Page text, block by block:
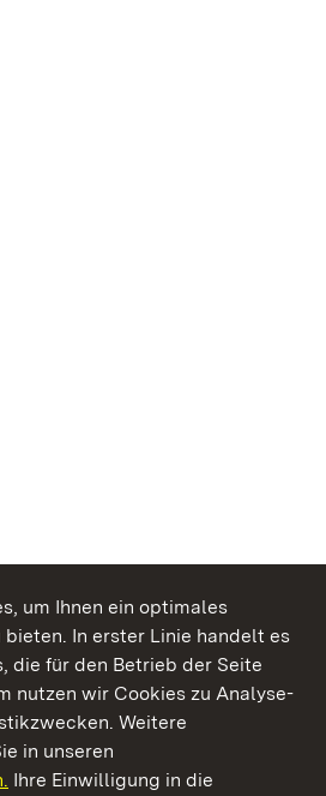
um Ihnen ein optimales
In erster Linie handelt es
die für den Betrieb der Seite
nutzen wir Cookies zu Analyse-
Weitere
in unseren
Ihre Einwilligung in die
Baden‑Württemberg